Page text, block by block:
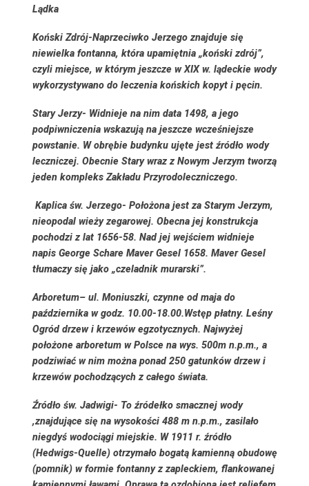
Lądka
Koński Zdrój-Naprzeciwko Jerzego znajduje się
niewielka fontanna, która upamiętnia „koński zdrój”,
czyli miejsce, w którym jeszcze w XIX w. lądeckie wody
wykorzystywano do leczenia końskich kopyt i pęcin.
Stary Jerzy- Widnieje na nim data 1498, a jego
podpiwniczenia wskazują na jeszcze wcześniejsze
powstanie. W obrębie budynku ujęte jest źródło wody
leczniczej. Obecnie Stary wraz z Nowym Jerzym tworzą
jeden kompleks Zakładu Przyrodoleczniczego.
Kaplica św. Jerzego- Położona jest za Starym Jerzym,
nieopodal wieży zegarowej. Obecna jej konstrukcja
pochodzi z lat 1656-58. Nad jej wejściem widnieje
napis George Schare Maver Gesel 1658. Maver Gesel
tłumaczy się jako „czeladnik murarski”.
Arboretum– ul. Moniuszki, czynne od maja do
października w godz. 10.00-18.00.Wstęp płatny. Leśny
Ogród drzew i krzewów egzotycznych. Najwyżej
położone arboretum w Polsce na wys. 500m n.p.m., a
podziwiać w nim można ponad 250 gatunków drzew i
krzewów pochodzących z całego świata.
Źródło św. Jadwigi- To źródełko smacznej wody
,znajdujące się na wysokości 488 m n.p.m., zasilało
niegdyś wodociągi miejskie. W 1911 r. źródło
(Hedwigs-Quelle) otrzymało bogatą kamienną obudowę
(pomnik) w formie fontanny z zapleckiem, flankowanej